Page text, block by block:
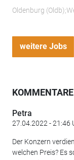
Oldenburg
weitere Jobs
KOMMENTARE
Petra
27.04.2022 - 21:46
Der Konzern
welchen Preis? Es